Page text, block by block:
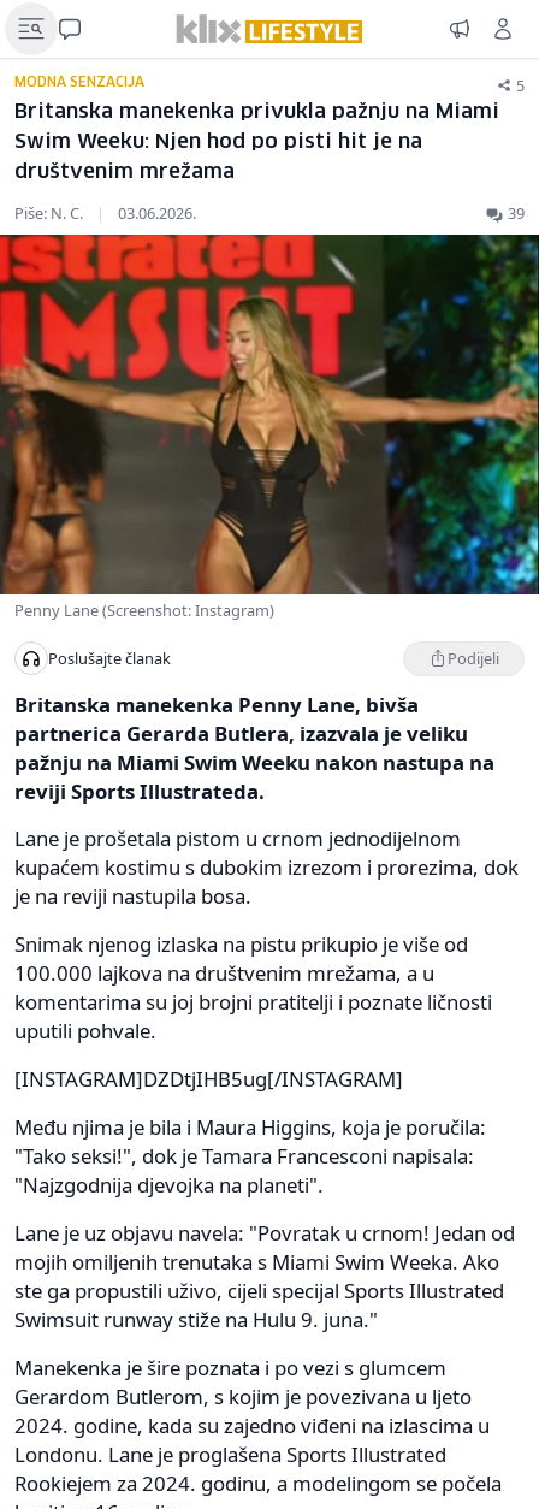
MODNA SENZACIJA 5
Britanska manekenka privukla pažnju na Miami
Swim Weeku: Njen hod po pisti hit je na
društvenim mrežama
Piše: N. C. | 03.06.2026. 39
Penny Lane (Screenshot: Instagram)
Poslušajte članak Podijeli
Britanska manekenka Penny Lane, bivša
partnerica Gerarda Butlera, izazvala je veliku
pažnju na Miami Swim Weeku nakon nastupa na
reviji Sports Illustrateda.
Lane je prošetala pistom u crnom jednodijelnom
kupaćem kostimu s dubokim izrezom i prorezima, dok
je na reviji nastupila bosa.
Snimak njenog izlaska na pistu prikupio je više od
100.000 lajkova na društvenim mrežama, a u
komentarima su joj brojni pratitelji i poznate ličnosti
uputili pohvale.
[INSTAGRAM]DZDtjIHB5ug[/INSTAGRAM]
Među njima je bila i Maura Higgins, koja je poručila:
"Tako seksi!", dok je Tamara Francesconi napisala:
"Najzgodnija djevojka na planeti".
Lane je uz objavu navela: "Povratak u crnom! Jedan od
mojih omiljenih trenutaka s Miami Swim Weeka. Ako
ste ga propustili uživo, cijeli specijal Sports Illustrated
Swimsuit runway stiže na Hulu 9. juna."
Manekenka je šire poznata i po vezi s glumcem
Gerardom Butlerom, s kojim je povezivana u ljeto
2024. godine, kada su zajedno viđeni na izlascima u
Londonu. Lane je proglašena Sports Illustrated
Rookiejem za 2024. godinu, a modelingom se počela